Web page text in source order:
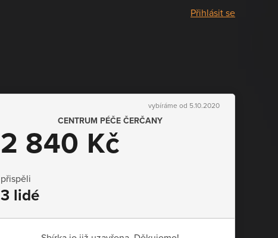
Přihlásit se
vybíráme od 5.10.2020
CENTRUM PÉČE ČERČANY
2 840 Kč
přispěli
3 lidé